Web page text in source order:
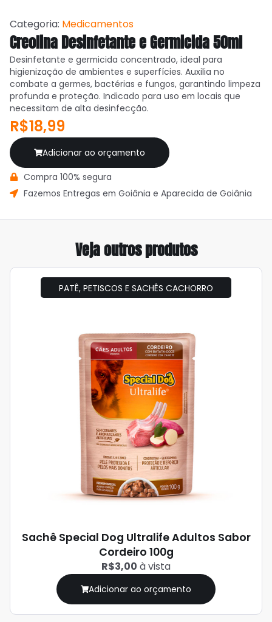
Categoria: Medicamentos
Creolina Desinfetante e Germicida 50ml
Desinfetante e germicida concentrado, ideal para
higienização de ambientes e superfícies. Auxilia no
combate a germes, bactérias e fungos, garantindo limpeza
profunda e proteção. Indicado para uso em locais que
necessitam de alta desinfecção.
R$18,99
Adicionar ao orçamento
Compra 100% segura
Fazemos Entregas em Goiânia e Aparecida de Goiânia
Veja outros produtos
PATÊ, PETISCOS E SACHÊS CACHORRO
Sachê Special Dog Ultralife Adultos Sabor
Cordeiro 100g
R$3,00 à vista
Adicionar ao orçamento